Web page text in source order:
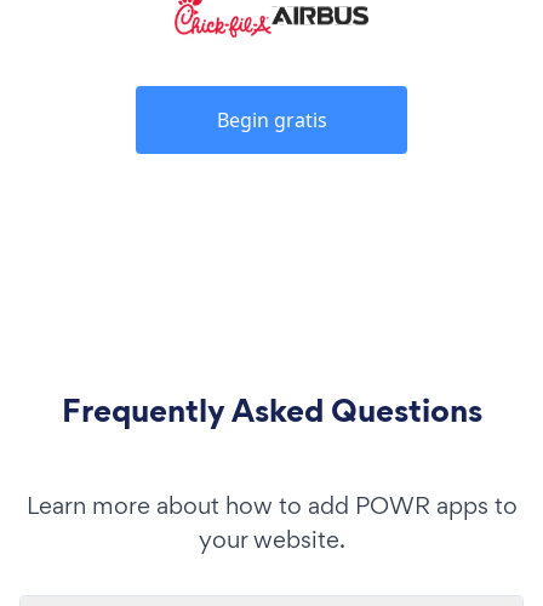
Begin gratis
Frequently Asked Questions
Learn more about how to add POWR apps to
your website.